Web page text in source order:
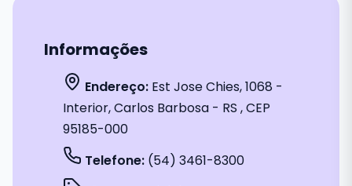
Informações
Endereço: Est Jose Chies, 1068 -
Interior, Carlos Barbosa - RS , CEP
95185-000
Telefone: (54) 3461-8300